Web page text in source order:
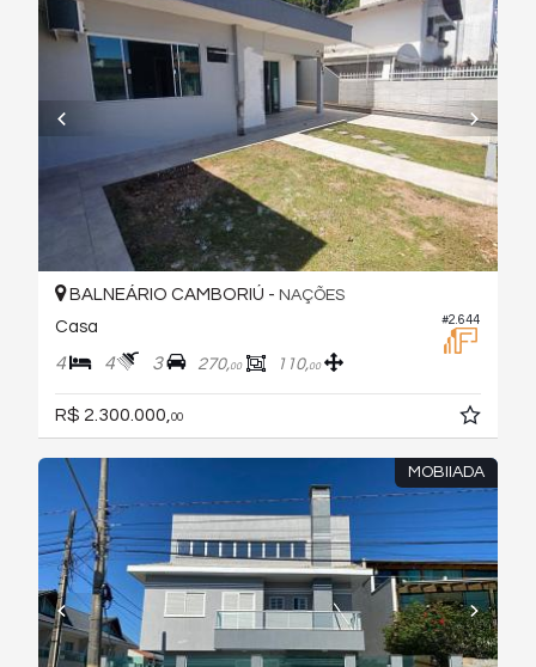
#2.644
BALNEÁRIO CAMBORIÚ - NAÇÕES
Casa
4 4 3 270,00 110,00
R$ 2.300.000, 00
MOBIIADA